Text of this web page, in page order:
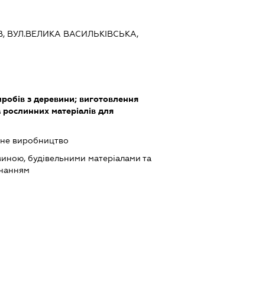
ВУЛ.ВЕЛИКА ВАСИЛЬКІВСЬКА,
з деревини; виготовлення
матеріалів для
виробництво
будівельними матеріалами та